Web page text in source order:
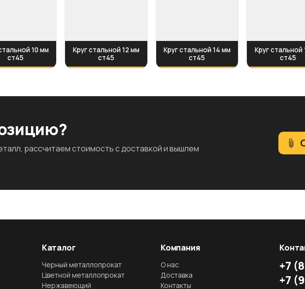
10 мм
ст45
Круг стальной 12 мм
ст45
Круг стальной 14 мм
ст45
Круг стальной
ст45
рассчитаем стоимость с доставкой и вышлем
Каталог
Черный металлопрокат
Цветной металлопрокат
Нержавеющий
Компания
О нас
Доставка
Контакты
+7
+7